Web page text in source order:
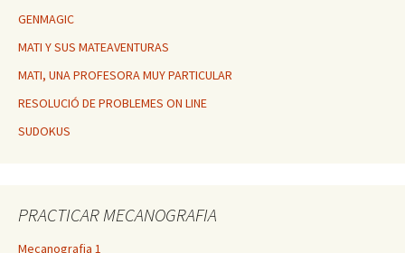
GENMAGIC
MATI Y SUS MATEAVENTURAS
MATI, UNA PROFESORA MUY PARTICULAR
RESOLUCIÓ DE PROBLEMES ON LINE
SUDOKUS
PRACTICAR MECANOGRAFIA
Mecanografia 1